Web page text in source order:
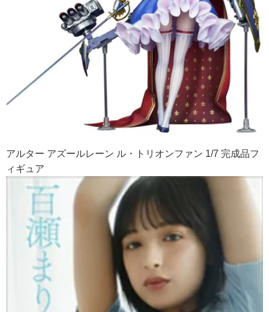
アルター アズールレーン ル・トリオンファン 1/7 完成品フ
ィギュア